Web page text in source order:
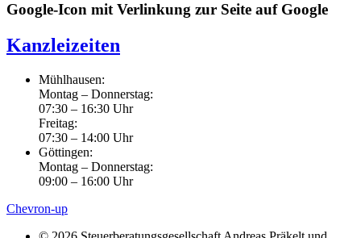
Google-Icon mit Verlinkung zur Seite auf Google
Kanzleizeiten
Mühlhausen:
Montag – Donnerstag:
07:30 – 16:30 Uhr
Freitag:
07:30 – 14:00 Uhr
Göttingen:
Montag – Donnerstag:
09:00 – 16:00 Uhr
Chevron-up